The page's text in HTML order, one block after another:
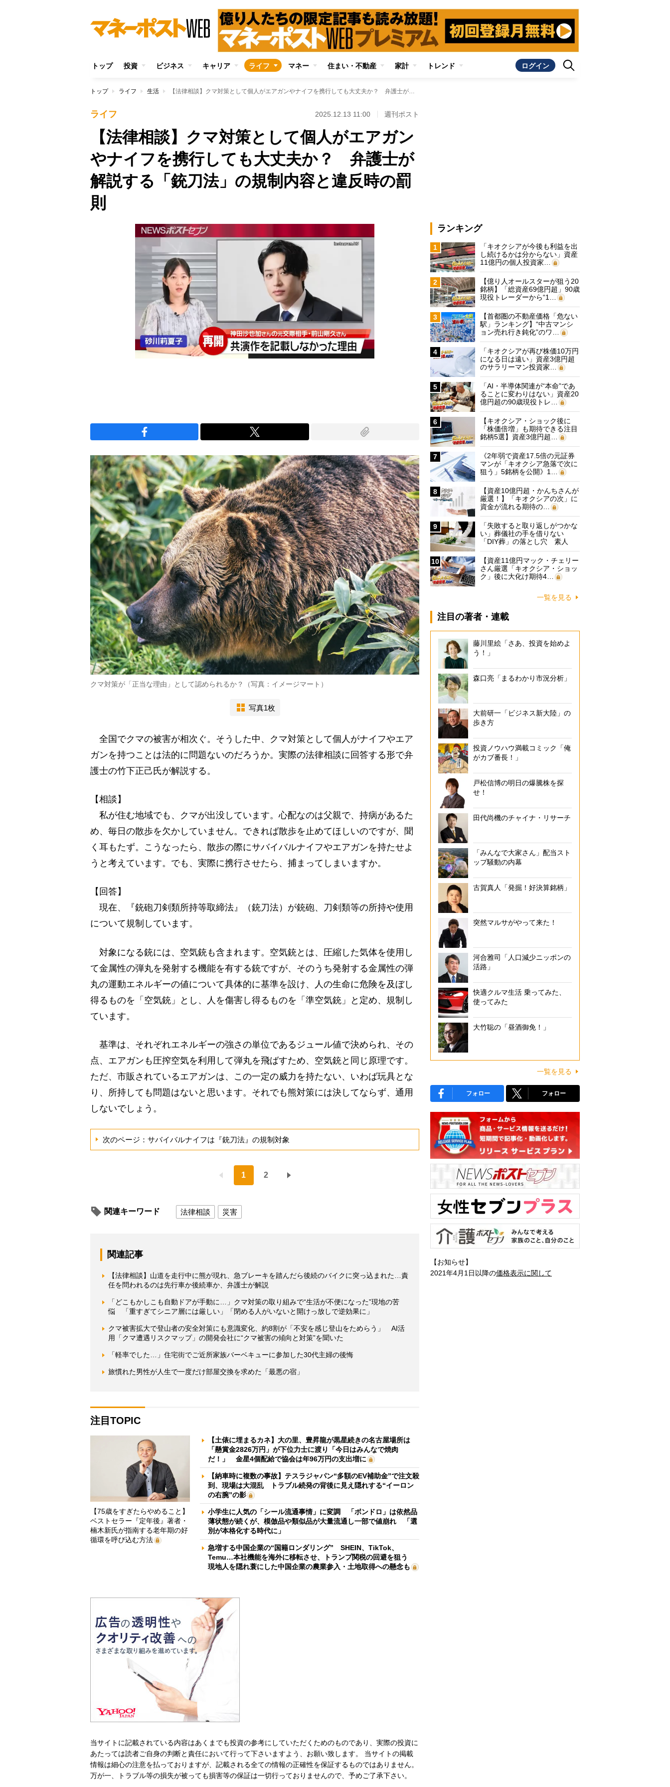
トップ 投資 ビジネス キャリア ライフ マネー 住まい・不動産 家計 トレンド ログイン
トップ ライフ 生活 【法律相談】クマ対策として個人がエアガンやナイフを携行しても大丈夫か？ 弁護士が解説する「銃刀法」の規制内容と違反時の罰則
ライフ 2025.12.13 11:00 週刊ポスト
【法律相談】クマ対策として個人がエアガン
やナイフを携行しても大丈夫か？ 弁護士が
解説する「銃刀法」の規制内容と違反時の罰
則
クマ対策が「正当な理由」として認められるか？（写真：イメージマート）
写真1枚
全国でクマの被害が相次ぐ。そうした中、クマ対策として個人がナイフやエア
ガンを持つことは法的に問題ないのだろうか。実際の法律相談に回答する形で弁
護士の竹下正己氏が解説する。
【相談】
私が住む地域でも、クマが出没しています。心配なのは父親で、持病があるた
め、毎日の散歩を欠かしていません。できれば散歩を止めてほしいのですが、聞
く耳もたず。こうなったら、散歩の際にサバイバルナイフやエアガンを持たせよ
うと考えています。でも、実際に携行させたら、捕まってしまいますか。
【回答】
現在、『銃砲刀剣類所持等取締法』（銃刀法）が銃砲、刀剣類等の所持や使用
について規制しています。
対象になる銃には、空気銃も含まれます。空気銃とは、圧縮した気体を使用し
て金属性の弾丸を発射する機能を有する銃ですが、そのうち発射する金属性の弾
丸の運動エネルギーの値について具体的に基準を設け、人の生命に危険を及ぼし
得るものを「空気銃」とし、人を傷害し得るものを「準空気銃」と定め、規制し
ています。
基準は、それぞれエネルギーの強さの単位であるジュール値で決められ、その
点、エアガンも圧搾空気を利用して弾丸を飛ばすため、空気銃と同じ原理です。
ただ、市販されているエアガンは、この一定の威力を持たない、いわば玩具とな
り、所持しても問題はないと思います。それでも熊対策には決してならず、通用
しないでしょう。
次のページ：サバイバルナイフは『銃刀法』の規制対象
1 2
関連キーワード 法律相談 災害
関連記事
【法律相談】山道を走行中に熊が現れ、急ブレーキを踏んだら後続のバイクに突っ込まれた…責
任を問われるのは先行車か後続車か、弁護士が解説
「どこもかしこも自動ドアが手動に…」クマ対策の取り組みで“生活が不便になった”現地の苦
悩 「重すぎてシニア層には厳しい」「閉める人がいないと開けっ放しで逆効果に」
クマ被害拡大で登山者の安全対策にも意識変化、約8割が「不安を感じ登山をためらう」 AI活
用「クマ遭遇リスクマップ」の開発会社に“クマ被害の傾向と対策”を聞いた
「軽率でした…」住宅街でご近所家族バーベキューに参加した30代主婦の後悔
旅慣れた男性が人生で一度だけ部屋交換を求めた「最悪の宿」
注目TOPIC
【75歳をすぎたらやめること】
ベストセラー『定年後』著者・
楠木新氏が指南する老年期の好
循環を呼び込む方法
【土俵に埋まるカネ】大の里、豊昇龍が黒星続きの名古屋場所は
「懸賞金2826万円」が下位力士に渡り「今日はみんなで焼肉
だ！」 金星4個配給で協会は年96万円の支出増に
【納車時に複数の事故】テスラジャパン“多額のEV補助金”で注文殺
到、現場は大混乱 トラブル続発の背後に見え隠れする“イーロン
の右腕”の影
小学生に人気の「シール流通事情」に変調 「ボンドロ」は依然品
薄状態が続くが、模倣品や類似品が大量流通し一部で値崩れ 「選
別が本格化する時代に」
急増する中国企業の“国籍ロンダリング” SHEIN、TikTok、
Temu…本社機能を海外に移転させ、トランプ関税の回避を狙う
現地人を隠れ蓑にした中国企業の農業参入・土地取得への懸念も
当サイトに記載されている内容はあくまでも投資の参考にしていただくためのものであり、実際の投資に
あたっては読者ご自身の判断と責任において行って下さいますよう、お願い致します。 当サイトの掲載
情報は細心の注意を払っておりますが、記載される全ての情報の正確性を保証するものではありません。
万が一、トラブル等の損失が被っても損害等の保証は一切行っておりませんので、予めご了承下さい。
ランキング
1
「キオクシアが今後も利益を出
し続けるかは分からない」資産
11億円の個人投資家…
2
【億り人オールスターが狙う20
銘柄】「総資産69億円超」90歳
現役トレーダーから“1…
3
【首都圏の不動産価格「危ない
駅」ランキング】“中古マンシ
ョン売れ行き鈍化”のワ…
4
「キオクシアが再び株価10万円
になる日は遠い」資産3億円超
のサラリーマン投資家…
5
「AI・半導体関連が“本命”であ
ることに変わりはない」資産20
億円超の90歳現役トレ…
6
【キオクシア・ショック後に
「株価倍増」も期待できる注目
銘柄5選】資産3億円超…
7
《2年弱で資産17.5倍の元証券
マンが「キオクシア急落で次に
狙う」5銘柄を公開》1…
8
【資産10億円超・かんちさんが
厳選！】「キオクシアの次」に
資金が流れる期待の…
9
「失敗すると取り返しがつかな
い」葬儀社の手を借りない
「DIY葬」の落とし穴 素人
に…
10
【資産11億円マック・チェリー
さん厳選「キオクシア・ショッ
ク」後に大化け期待4…
一覧を見る
注目の著者・連載
藤川里絵「さあ、投資を始めよ
う！」
森口亮「まるわかり市況分析」
大前研一「ビジネス新大陸」の
歩き方
投資ノウハウ満載コミック「俺
がカブ番長！」
戸松信博の明日の爆騰株を探
せ！
田代尚機のチャイナ・リサーチ
「みんなで大家さん」配当スト
ップ騒動の内幕
古賀真人「発掘！好決算銘柄」
突然マルサがやって来た！
河合雅司「人口減少ニッポンの
活路」
快適クルマ生活 乗ってみた、
使ってみた
大竹聡の「昼酒御免！」
一覧を見る
フォロー フォロー
【お知らせ】
2021年4月1日以降の価格表示に関して